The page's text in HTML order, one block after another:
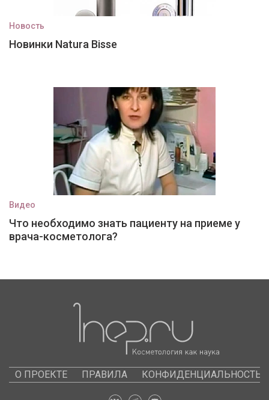
Новость
Новинки Natura Bisse
Видео
Что необходимо знать пациенту на приеме у
врача-косметолога?
О ПРОЕКТЕ ПРАВИЛА КОНФИДЕНЦИАЛЬНОСТЬ